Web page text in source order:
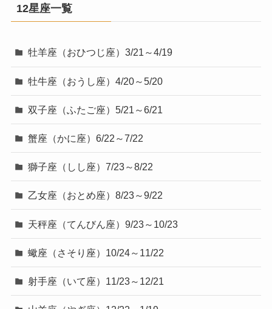
12星座一覧
牡羊座（おひつじ座）3/21～4/19
牡牛座（おうし座）4/20～5/20
双子座（ふたご座）5/21～6/21
蟹座（かに座）6/22～7/22
獅子座（しし座）7/23～8/22
乙女座（おとめ座）8/23～9/22
天秤座（てんびん座）9/23～10/23
蠍座（さそり座）10/24～11/22
射手座（いて座）11/23～12/21